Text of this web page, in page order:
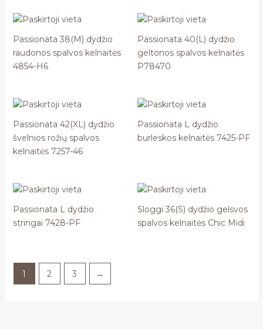
Passionata 38(M) dydžio
raudonos spalvos kelnaitės
4854-H6
Passionata 40(L) dydžio
geltonos spalvos kelnaitės
P78470
Passionata 42(XL) dydžio
švelnios rožių spalvos
kelnaitės 7257-46
Passionata L dydžio
burleskos kelnaitės 7425-PF
Passionata L dydžio
stringai 7428-PF
Sloggi 36(S) dydžio gelsvos
spalvos kelnaitės Chic Midi
1 2 3 →